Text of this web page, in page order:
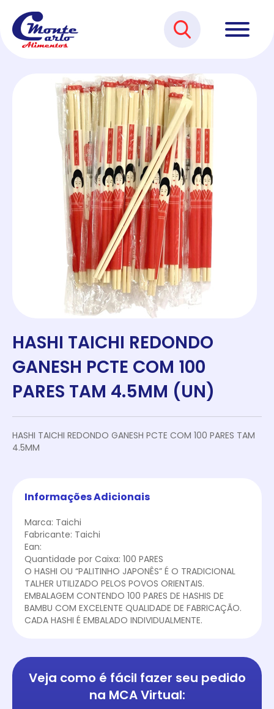
HASHI TAICHI REDONDO
GANESH PCTE COM 100
PARES TAM 4.5MM (UN)
HASHI TAICHI REDONDO GANESH PCTE COM 100 PARES TAM
4.5MM
Informações Adicionais
Marca: Taichi
Fabricante: Taichi
Ean:
Quantidade por Caixa: 100 PARES
O HASHI OU “PALITINHO JAPONÊS” É O TRADICIONAL
TALHER UTILIZADO PELOS POVOS ORIENTAIS.
EMBALAGEM CONTENDO 100 PARES DE HASHIS DE
BAMBU COM EXCELENTE QUALIDADE DE FABRICAÇÃO.
CADA HASHI É EMBALADO INDIVIDUALMENTE.
Veja como é fácil fazer seu pedido
na MCA Virtual: